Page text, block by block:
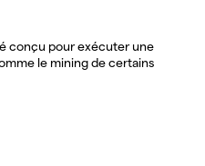
conçu pour exécuter une
le mining de certains